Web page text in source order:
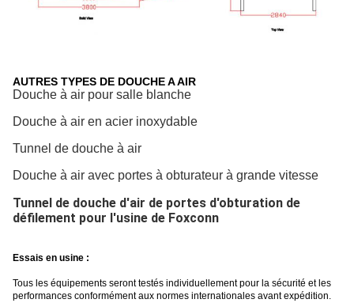
AUTRES TYPES DE DOUCHE A AIR
Douche à air pour salle blanche
Douche à air en acier inoxydable
Tunnel de douche à air
Douche à air avec portes à obturateur à grande vitesse
Tunnel de douche d'air de portes d'obturation de
défilement pour l'usine de Foxconn
Essais en usine :
Tous les équipements seront testés individuellement pour la sécurité et les
performances conformément aux normes internationales avant expédition.